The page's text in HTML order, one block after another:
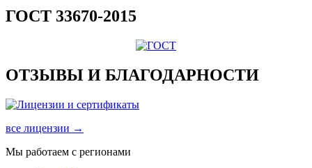
ГОСТ 33670-2015
ОТЗЫВЫ И БЛАГОДАРНОСТИ
все лицензии →
Мы работаем с регионами